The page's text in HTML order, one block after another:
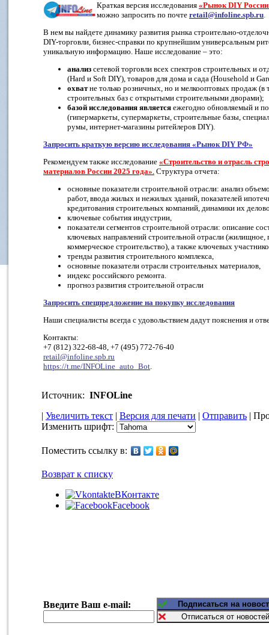
Краткая версия исследования «Рынок DIY России
можно запросить по почте retail@infoline.spb.ru.
В нем вы найдете динамику развития рынка строительно-
DIY-торговли, бизнес-справки по крупнейшим универсальным
уникальную информацию. Наше исследование – это:
анализ сетевой торговли всех спектров строительных и
(Hard и Soft DIY), товаров для дома и сада (Household и
охватне только розничных, но и мелкооптовых продаж (в
строительных баз с открытыми строительными дворами);
базой исследования является ежегодно обновляемый и
(гипермаркеты, супермаркеты, строительные базы,
румы, интернет-магазины ритейлеров DIY).
Запросить краткую версию исследования «РынокDIY РФ»
Рекомендуем также исследование «Строительство и отрасль
материалов России 2025 года». Структура отчета:
основные показатели строительной отрасли: анализ
работ, ввода жилых и нежилых зданий, показателей
кредитования строительных компаний, динамики их
ключевые события индустрии,
показатели сегментов строительной отрасли: описание
ключевых направлений строительной отрасли
коммерческое строительство), а также ключевых
тренды развития строительного комплекса,
основные показатели отрасли строительных материалов,
индекс российского ремонта.
прогноз развития строительной отрасли
Запросить спецпредложение на покупку исследования
Наши специалисты всегда с удовольствием дадут пояснения и
Контакты:
+7 (812) 322-68-48, +7 (495) 772-76-40
retail@infoline.spb.ru
https://t.me/INFOLine_auto_Bot.
Источник: INFOLine
| Увеличить текст | Версия для печати | Отправить |
Изменить шрифт:
Поместить ссылку в:
Возврат к списку
ВКонтакте
Facebook
Введите Ваш e-mail: